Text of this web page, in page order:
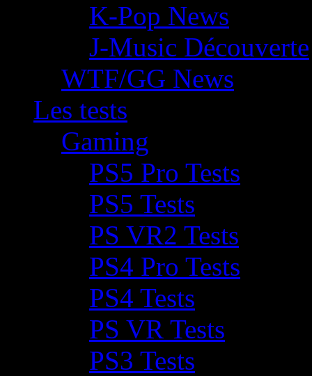
K-Pop News
J-Music Découverte
WTF/GG News
Les tests
Gaming
PS5 Pro Tests
PS5 Tests
PS VR2 Tests
PS4 Pro Tests
PS4 Tests
PS VR Tests
PS3 Tests